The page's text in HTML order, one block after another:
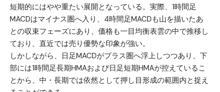
短期的にはやや重たい展開となっている。実際、1時間足
MACDはマイナス圏へ入り、4時間足MACDも山を描いたあ
との収束フェーズにあり、価格も一目均衡表雲の中で推移し
ており、直近では売り優勢な印象が強い。
しかしながら、日足MACDがプラス圏へ浮上しつつあり、下
部には1時間足長期HMAおよび日足短期HMAが控えているこ
とから、中・長期では依然として押し目形成の範囲内と捉え